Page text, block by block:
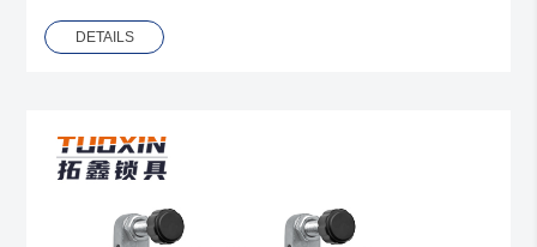
DETAILS